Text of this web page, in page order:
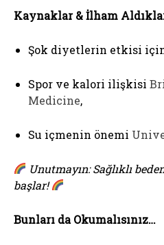
Kaynaklar & İlham
Şok diyetlerin etkisi
Spor ve kalori ilişkisi
Medicine,
Su içmenin önemi
Unutmayın: Sağlıklı
başlar!
Bunları da Okumalısınız…